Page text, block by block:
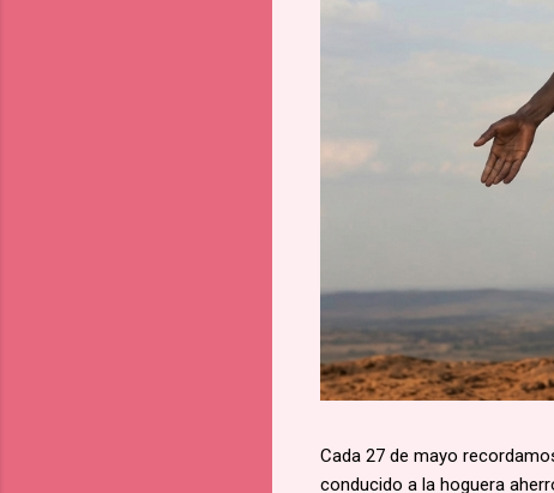
Cada 27 de mayo
conducido a la hoguera